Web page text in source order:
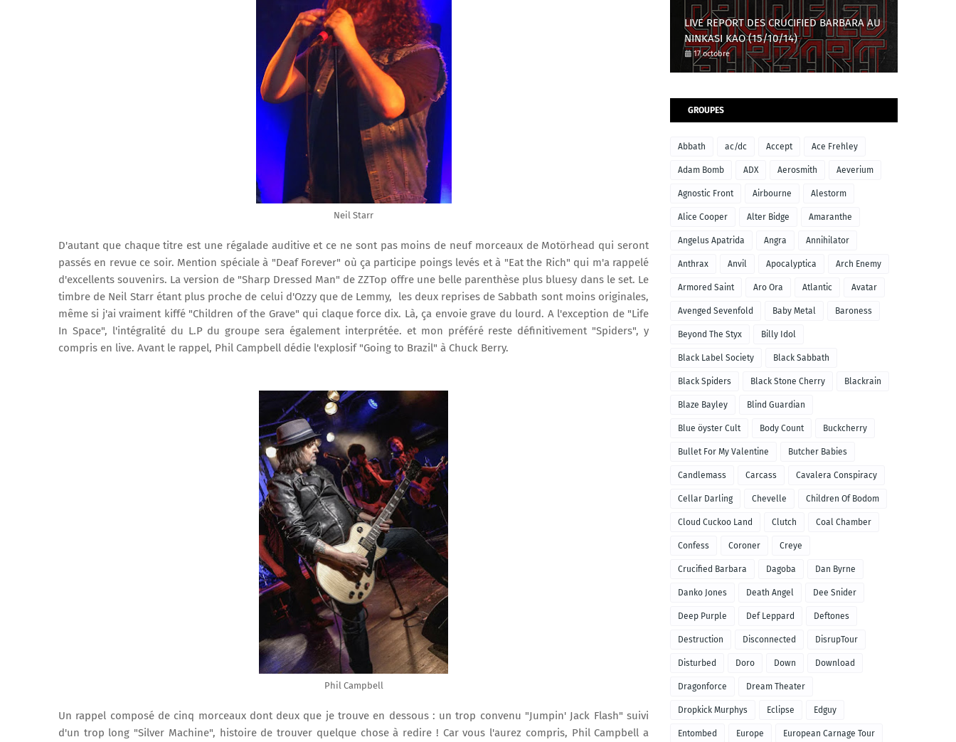
Neil Starr
D'autant que chaque titre est une régalade auditive et ce ne sont pas moins de neuf morceaux de Motörhead qui seront
passés en revue ce soir. Mention spéciale à "Deaf Forever" où ça participe poings levés et à "Eat the Rich" qui m'a rappelé
d'excellents souvenirs. La version de "Sharp Dressed Man" de ZZTop offre une belle parenthèse plus bluesy dans le set. Le
timbre de Neil Starr étant plus proche de celui d'Ozzy que de Lemmy, les deux reprises de Sabbath sont moins originales,
même si j'ai vraiment kiffé "Children of the Grave" qui claque force dix. Là, ça envoie grave du lourd. A l'exception de "Life
In Space", l'intégralité du L.P du groupe sera également interprétée. et mon préféré reste définitivement "Spiders", y
compris en live. Avant le rappel, Phil Campbell dédie l'explosif "Going to Brazil" à Chuck Berry.
Phil Campbell
Un rappel composé de cinq morceaux dont deux que je trouve en dessous : un trop convenu "Jumpin' Jack Flash" suivi
d'un trop long "Silver Machine", histoire de trouver quelque chose à redire ! Car vous l'aurez compris, Phil Campbell a
LIVE REPORT DES CRUCIFIED BARBARA AU
NINKASI KAO (15/10/14)
17 octobre
GROUPES
Abbath ac/dc Accept Ace Frehley
Adam Bomb ADX Aerosmith Aeverium
Agnostic Front Airbourne Alestorm
Alice Cooper Alter Bidge Amaranthe
Angelus Apatrida Angra Annihilator
Anthrax Anvil Apocalyptica Arch Enemy
Armored Saint Aro Ora Atlantic Avatar
Avenged Sevenfold Baby Metal Baroness
Beyond The Styx Billy Idol
Black Label Society Black Sabbath
Black Spiders Black Stone Cherry Blackrain
Blaze Bayley Blind Guardian
Blue öyster Cult Body Count Buckcherry
Bullet For My Valentine Butcher Babies
Candlemass Carcass Cavalera Conspiracy
Cellar Darling Chevelle Children Of Bodom
Cloud Cuckoo Land Clutch Coal Chamber
Confess Coroner Creye
Crucified Barbara Dagoba Dan Byrne
Danko Jones Death Angel Dee Snider
Deep Purple Def Leppard Deftones
Destruction Disconnected DisrupTour
Disturbed Doro Down Download
Dragonforce Dream Theater
Dropkick Murphys Eclipse Edguy
Entombed Europe European Carnage Tour